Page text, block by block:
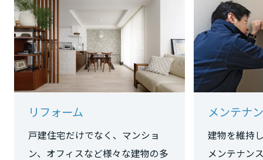
リフォーム
戸建住宅だけでなく、マンショ
ン、オフィスなど様々な建物の多
メンテナ
建物を維持
メンテナン
山梨県
長野県
東海エリア
岐阜県